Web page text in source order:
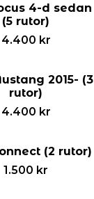
4-d sedan
(5 rutor)
4.400 kr
2015- (3
rutor)
4.400 kr
(2 rutor)
1.500 kr